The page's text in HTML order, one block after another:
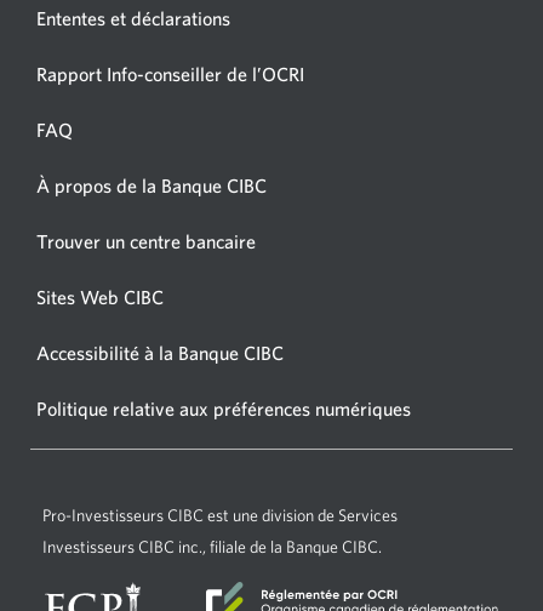
Ententes et déclarations
Rapport Info-conseiller de l’OCRI
FAQ
À propos de la Banque CIBC
Trouver un centre bancaire
Sites Web CIBC
fenêtre
Accessibilité à la Banque CIBC
fenêtre
s’affichera.
Politique relative aux préférences numériques
Pro-Investisseurs CIBC est une division de Services
Investisseurs CIBC inc., filiale de la Banque CIBC.